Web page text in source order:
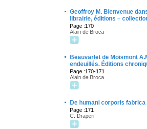
· Geoffroy M. Bienvenue
librairie, éditions –
Page :170
Alain de Broca
·
Beauvarlet de Moismont
endeuillés. Éditions
Page :170-171
Alain de Broca
· De humani corporis fabrica
Page :171
C. Draperi